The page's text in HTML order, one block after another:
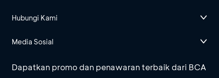
Hubungi Kami
Media Sosial
Dapatkan promo dan penawaran terbaik dari BCA